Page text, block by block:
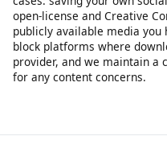
Free users can download
legitimate personal use.
access for all users and to
subscribers get priority
of this tool must comply
applicable copyright law.